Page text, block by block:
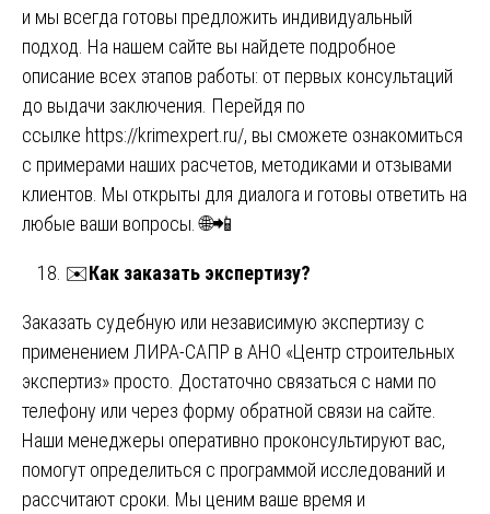
и мы всегда готовы предложить индивидуальный
подход. На нашем сайте вы найдете подробное
описание всех этапов работы: от первых консультаций
до выдачи заключения. Перейдя по
ссылке https://krimexpert.ru/, вы сможете ознакомиться
с примерами наших расчетов, методиками и отзывами
клиентов. Мы открыты для диалога и готовы ответить на
любые ваши вопросы. 🌐📲
✉️Как заказать экспертизу?
Заказать судебную или независимую экспертизу с
применением ЛИРА-САПР в АНО «Центр строительных
экспертиз» просто. Достаточно связаться с нами по
телефону или через форму обратной связи на сайте.
Наши менеджеры оперативно проконсультируют вас,
помогут определиться с программой исследований и
рассчитают сроки. Мы ценим ваше время и